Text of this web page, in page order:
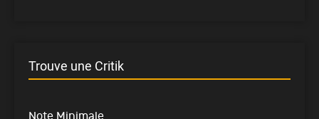
Trouve une Critik
Note Minimale